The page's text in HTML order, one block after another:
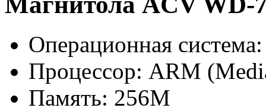
Операционная
Процессор: ARM
Память: 256M